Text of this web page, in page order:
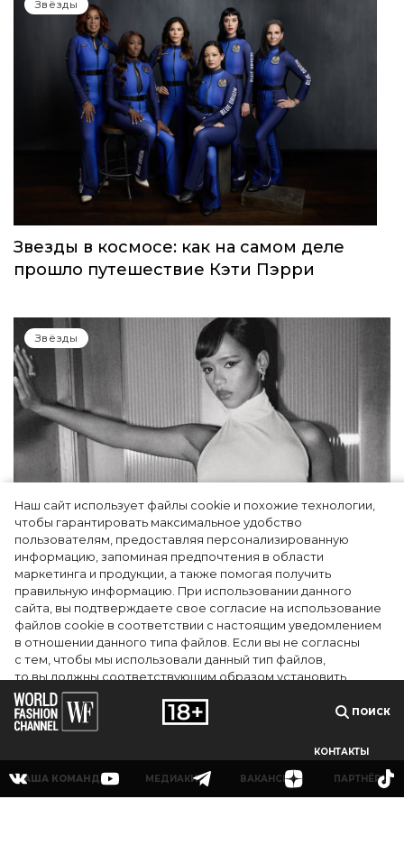
Наш сайт использует файлы cookie и похожие технологии,
чтобы гарантировать максимальное удобство
пользователям, предоставляя персонализированную
информацию, запоминая предпочтения в области
маркетинга и продукции, а также помогая получить
правильную информацию. При использовании данного
сайта, вы подтверждаете свое согласие на использование
файлов cookie в соответствии с настоящим уведомлением
в отношении данного типа файлов. Если вы не согласны
с тем, чтобы мы использовали данный тип файлов,
то вы должны соответствующим образом установить
настройки вашего браузера или не использовать сайт wfc.tv
СОГЛАСЕН
Звёзды
Звезды в космосе: как на самом деле
прошло путешествие Кэти Пэрри
Звёзды
Тейлор Рассел в образе белого лебедя на
церемонии BAFTA-2024
ПОИСК
КОНТАКТЫ
НАША КОМАНДА МЕДИАКИТ ВАКАНСИИ ПАРТНЁРЫ